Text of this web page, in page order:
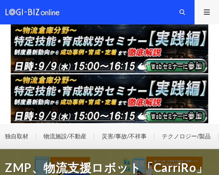
独自取材 物流施設/不動産 災害/事故/不祥事 テクノロジー/製品
ZMP、物流支援ロボット「CarriRo」